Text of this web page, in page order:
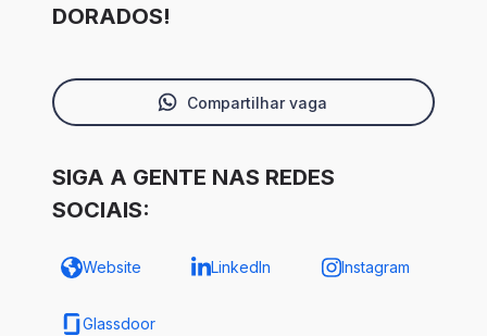
DORADOS!
Compartilhar vaga
SIGA A GENTE NAS REDES
SOCIAIS:
Website LinkedIn Instagram
Glassdoor